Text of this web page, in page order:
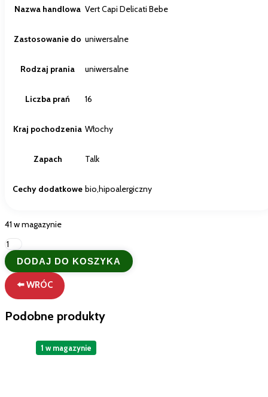
Nazwa handlowa Vert Capi Delicati Bebe
Zastosowanie do uniwersalne
Rodzaj prania uniwersalne
Liczba prań 16
Kraj pochodzenia Włochy
Zapach Talk
Cechy dodatkowe bio,hipoalergiczny
41 w magazynie
ilość
Vert
Dolce
Talco
płyn
do
ubrań
niemowląt
DODAJ DO KOSZYKA
⬅️ WRÓC
Podobne produkty
1 w magazynie